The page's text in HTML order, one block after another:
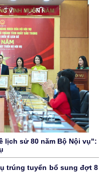
lịch sử 80 năm Bộ Nội vụ":
trúng tuyển bổ sung đợt 8